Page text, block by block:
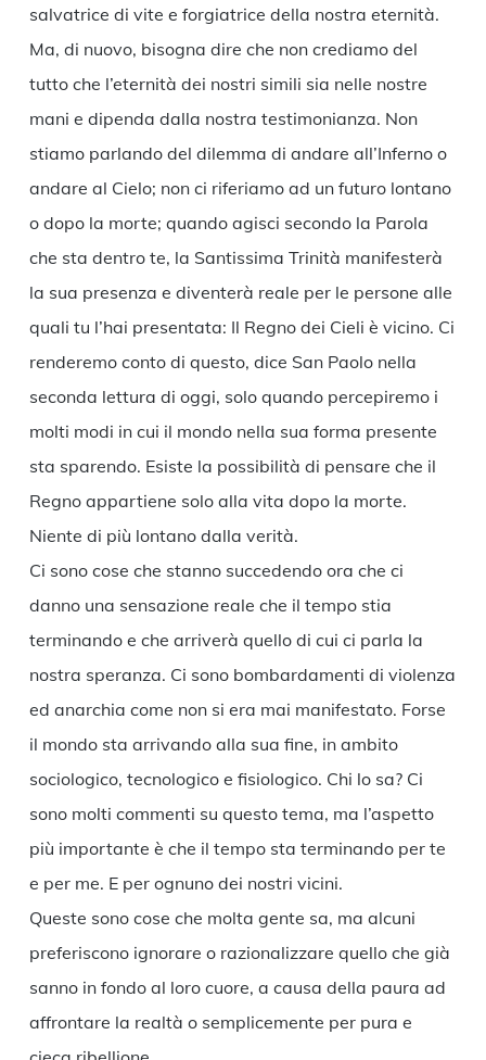
salvatrice di vite e forgiatrice della nostra eternità.
Ma, di nuovo, bisogna dire che non crediamo del
tutto che l’eternità dei nostri simili sia nelle nostre
mani e dipenda dalla nostra testimonianza. Non
stiamo parlando del dilemma di andare all’Inferno o
andare al Cielo; non ci riferiamo ad un futuro lontano
o dopo la morte; quando agisci secondo la Parola
che sta dentro te, la Santissima Trinità manifesterà
la sua presenza e diventerà reale per le persone alle
quali tu l’hai presentata: Il Regno dei Cieli è vicino. Ci
renderemo conto di questo, dice San Paolo nella
seconda lettura di oggi, solo quando percepiremo i
molti modi in cui il mondo nella sua forma presente
sta sparendo. Esiste la possibilità di pensare che il
Regno appartiene solo alla vita dopo la morte.
Niente di più lontano dalla verità.
Ci sono cose che stanno succedendo ora che ci
danno una sensazione reale che il tempo stia
terminando e che arriverà quello di cui ci parla la
nostra speranza. Ci sono bombardamenti di violenza
ed anarchia come non si era mai manifestato. Forse
il mondo sta arrivando alla sua fine, in ambito
sociologico, tecnologico e fisiologico. Chi lo sa? Ci
sono molti commenti su questo tema, ma l’aspetto
più importante è che il tempo sta terminando per te
e per me. E per ognuno dei nostri vicini.
Queste sono cose che molta gente sa, ma alcuni
preferiscono ignorare o razionalizzare quello che già
sanno in fondo al loro cuore, a causa della paura ad
affrontare la realtà o semplicemente per pura e